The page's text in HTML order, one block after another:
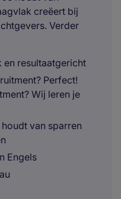
creëert bij
Verder
en resultaatgericht
Perfect!
Wij leren je
van sparren
Engels